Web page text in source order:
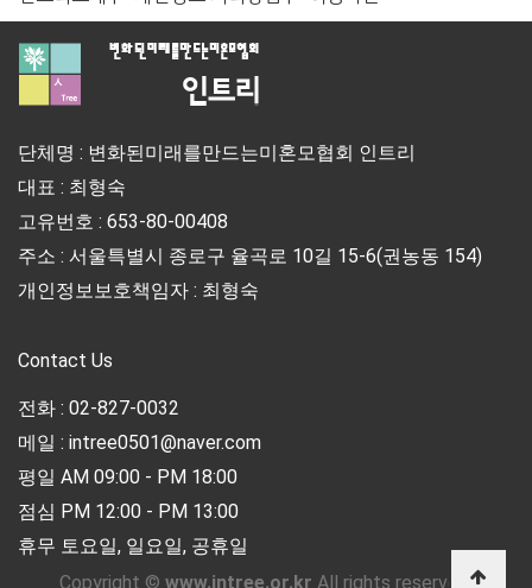
단체명 : 변화된미래를만드는미혼모협회 인트리
대표 : 최형숙
고유번호 : 653-80-00408
주소 : 서울특별시 종로구 율곡로 10길 15-6(권농동 154)
개인정보보호책임자 : 최형숙
Contact Us
전화 : 02-827-0032
메일 : intree0501@naver.com
평일 AM 09:00 - PM 18:00
점심 PM 12:00 - PM 13:00
휴무 토요일, 일요일, 공휴일
Copyright © www.intree.or.kr All rights reserved.